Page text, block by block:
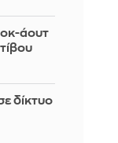
άουτ
δίκτυο